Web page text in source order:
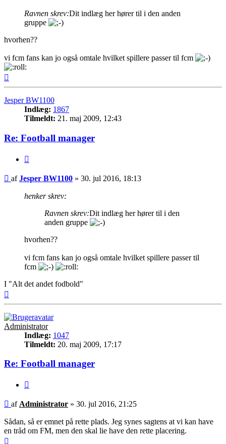
Ravnen skrev:Dit indlæg her hører til i den anden
gruppe
hvorhen??
vi fcm fans kan jo også omtale hvilket spillere passer til fcm
Jesper BW1100
Indlæg: 1867
Tilmeldt: 21. maj 2009, 12:43
Re: Football manager
Indlæg
afJesper BW1100 » 30. jul 2016, 18:13
henker skrev:
Ravnen skrev:Dit indlæg her hører til i den
anden gruppe
hvorhen??
vi fcm fans kan jo også omtale hvilket spillere passer til
fcm
I "Alt det andet fodbold"
Administrator
Indlæg: 1047
Tilmeldt: 20. maj 2009, 17:17
Re: Football manager
Indlæg
af Administrator » 30. jul 2016, 21:25
Sådan, så er emnet på rette plads. Jeg synes sagtens at vi kan have
en tråd om FM, men den skal lie have den rette placering.